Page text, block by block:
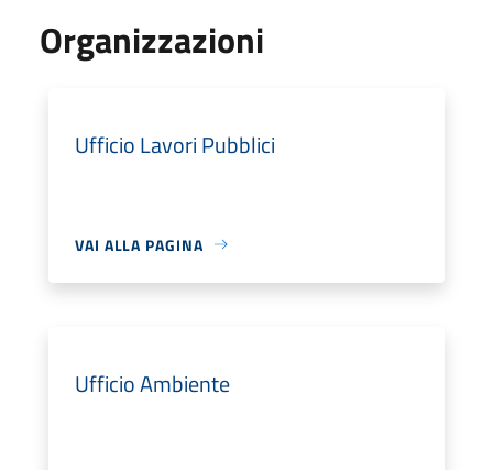
Organizzazioni
Ufficio Lavori Pubblici
VAI ALLA PAGINA
Ufficio Ambiente